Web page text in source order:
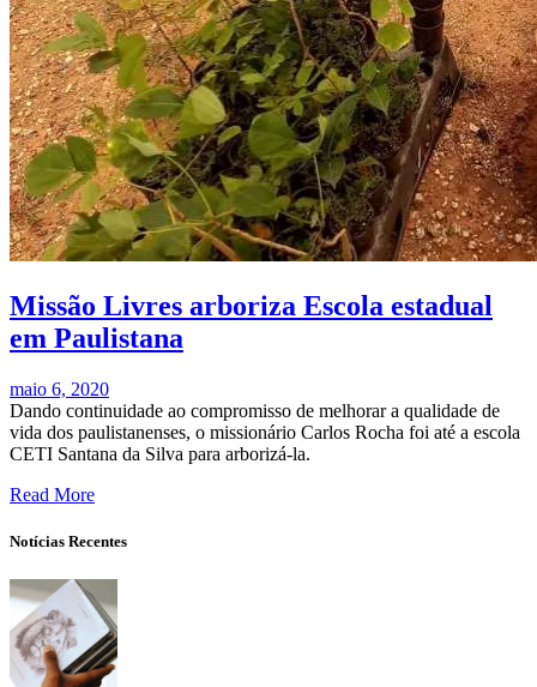
Missão Livres arboriza Escola estadual
em Paulistana
maio 6, 2020
Dando continuidade ao compromisso de melhorar a qualidade de
vida dos paulistanenses, o missionário Carlos Rocha foi até a escola
CETI Santana da Silva para arborizá-la.
Read More
Notícias Recentes